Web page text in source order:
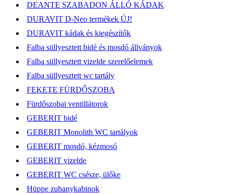
DEANTE SZABADON ÁLLÓ KÁDAK
DURAVIT D-Neo termékek ÚJ!
DURAVIT kádak és kiegészítők
Falba süllyesztett bidé és mosdó állványok
Falba süllyesztett vizelde szerelőelemek
Falba süllyesztett wc tartály
FEKETE FÜRDŐSZOBA
Fürdőszobai ventillátorok
GEBERIT bidé
GEBERIT Monolith WC tartályok
GEBERIT mosdó, kézmosó
GEBERIT vizelde
GEBERIT WC csésze, ülőke
Hüppe zuhanykabinok